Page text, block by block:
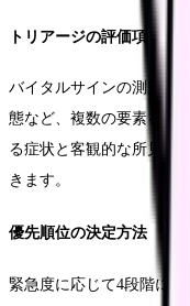
トリアージの評価項目
バイタルサインの測定か
態など、複数の要素を総
る症状と客観的な所見を
きます。
優先順位の決定方法
緊急度に応じて4段階に